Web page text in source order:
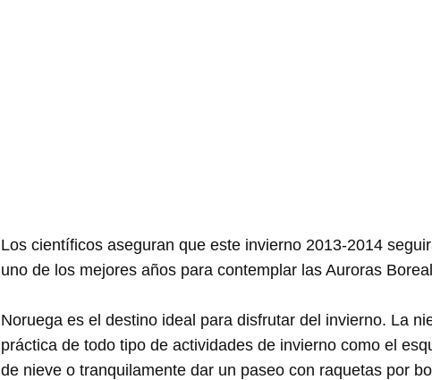
Los científicos aseguran que este invierno 2013-2014
uno de los mejores años para contemplar las Auroras
Noruega es el destino ideal para disfrutar del invierno. La
práctica de todo tipo de actividades de invierno como el
de nieve o tranquilamente dar un paseo con raquetas por